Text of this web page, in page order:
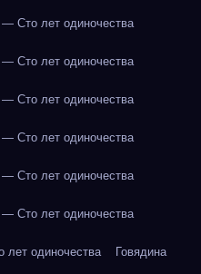
Сто лет одиночества
Сто лет одиночества
Сто лет одиночества
Сто лет одиночества
Сто лет одиночества
Сто лет одиночества
лет одиночества Говядина